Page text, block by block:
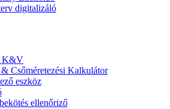
digitalizáló
K&V
Csőméretezési Kalkulátor
eszköz
ellenőriző